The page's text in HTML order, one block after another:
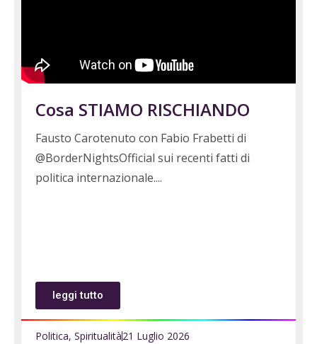
Cosa STIAMO RISCHIANDO
Fausto Carotenuto con Fabio Frabetti di
@BorderNightsOfficial sui recenti fatti di
politica internazionale.
leggi tutto
Politica, Spiritualità21 Luglio 2026